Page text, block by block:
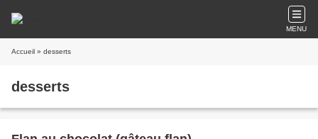
MENU
Accueil » desserts
desserts